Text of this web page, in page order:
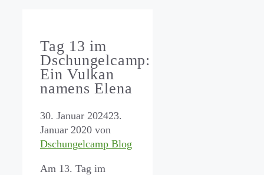
Tag 13 im
Dschungelcamp:
Ein Vulkan
namens Elena
30. Januar 202423.
Januar 2020 von
Dschungelcamp Blog
Am 13. Tag im